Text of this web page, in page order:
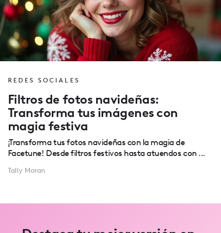
REDES SOCIALES
Filtros de fotos navideñas:
Transforma tus imágenes con
magia festiva
¡Transforma tus fotos navideñas con la magia de
Facetune! Desde filtros festivos hasta atuendos con ...
Tally Moran